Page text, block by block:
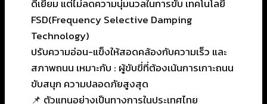
ดีเยี่ยม แต่ไม่ลดความนุ่มนวลในการขับ เทคโนโลยี
FSD(Frequency Selective Damping
Technology)
ปรับความอ่อน-แข็งให้สอดคล้องกับความเร็ว และ
สภาพถนน เหมาะกับ : ผู้ขับขี่ที่ต้องเน้นการเกาะถนน
ขับสนุก ความปลอดภัยสูงสุด
📌 ตัวแทนอย่างเป็นทางการในประเทศไทย